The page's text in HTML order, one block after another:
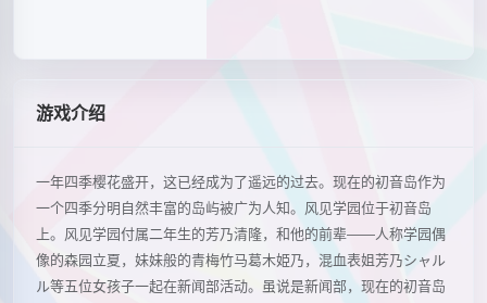
游戏介绍
一年四季樱花盛开，这已经成为了遥远的过去。现在的初音岛作为
一个四季分明自然丰富的岛屿被广为人知。风见学园位于初音岛
上。风见学园付属二年生的芳乃清隆，和他的前辈——人称学园偶
像的森园立夏，妹妹般的青梅竹马葛木姫乃，混血表姐芳乃シャル
ル等五位女孩子一起在新闻部活动。虽说是新闻部，现在的初音岛